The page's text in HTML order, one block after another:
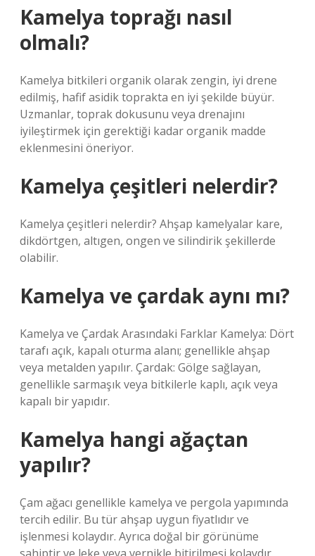
Kamelya toprağı nasıl
olmalı?
Kamelya bitkileri organik olarak zengin, iyi drene
edilmiş, hafif asidik toprakta en iyi şekilde büyür.
Uzmanlar, toprak dokusunu veya drenajını
iyileştirmek için gerektiği kadar organik madde
eklenmesini öneriyor.
Kamelya çeşitleri nelerdir?
Kamelya çeşitleri nelerdir? Ahşap kamelyalar kare,
dikdörtgen, altıgen, ongen ve silindirik şekillerde
olabilir.
Kamelya ve çardak aynı mı?
Kamelya ve Çardak Arasındaki Farklar Kamelya: Dört
tarafı açık, kapalı oturma alanı; genellikle ahşap
veya metalden yapılır. Çardak: Gölge sağlayan,
genellikle sarmaşık veya bitkilerle kaplı, açık veya
kapalı bir yapıdır.
Kamelya hangi ağaçtan
yapılır?
Çam ağacı genellikle kamelya ve pergola yapımında
tercih edilir. Bu tür ahşap uygun fiyatlıdır ve
işlenmesi kolaydır. Ayrıca doğal bir görünüme